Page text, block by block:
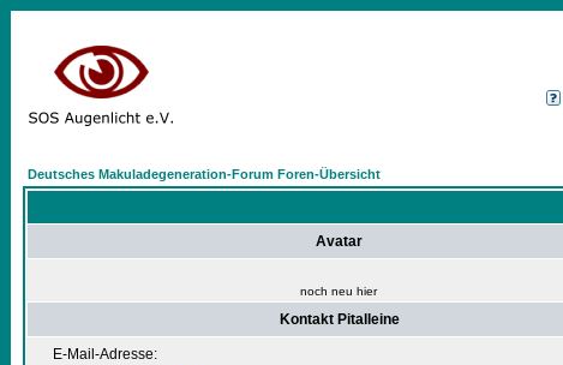
Deutsches Makuladegeneration-Forum Foren-Übersicht
Avatar
noch neu hier
Kontakt Pitalleine
E-Mail-Adresse: